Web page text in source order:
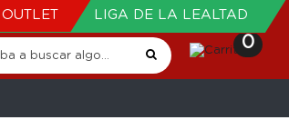
OUTLET LIGA DE LA LEALTAD
0